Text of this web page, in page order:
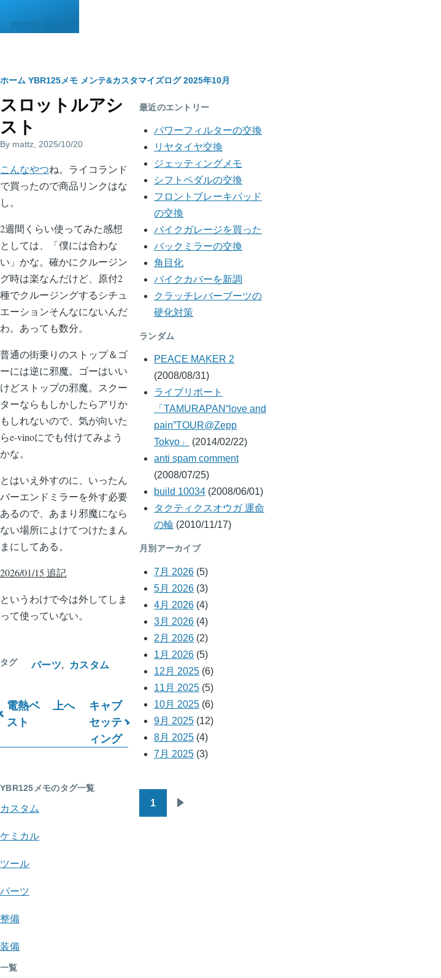
mattz.xii.jp
パ
ン
く
ず
ホーム YBR125メモ メンテ&カスタマイズログ 2025年10月
スロットルアシ
スト
By mattz , 2025/10/20
body
こんなやつね。ライコランド
で買ったので商品リンクはな
し。
2週間くらい使ってみた感想
としては、「僕には合わな
い」かな。確かにクルージン
グ時は楽なんだけど、原付2
種でクルージングするシチュ
エーションそんなにないんだ
わ。あっても数分。
普通の街乗りのストップ＆ゴ
ーには逆に邪魔。ゴーはいい
けどストップの邪魔。スクー
ターならもしかしたらアリか
もしれないので、気が向いた
らe-vinoにでも付けてみよう
かな。
とはいえ外すのに、いったん
バーエンドミラーを外す必要
あるので、あまり邪魔になら
ない場所によけてつけたまん
まにしてある。
2026/01/15 追記
というわけで今は外してしま
って使っていない。
タグ パーツ カスタム
ブ
横
断
リ
YBR125
メ
モ
電熱ベ
スト
上へ
キャブ
セッテ
ィング
YBR125メモのタグ一覧
カスタム
ケミカル
ツール
パーツ
整備
装備
一覧
最近のエントリー
パワーフィルターの交換
リヤタイヤ交換
ジェッティングメモ
シフトペダルの交換
フロントブレーキパッド
の交換
バイクガレージを買った
バックミラーの交換
角目化
バイクカバーを新調
クラッチレバーブーツの
硬化対策
ランダム
PEACE MAKER 2
(2008/08/31)
ライブリポート
「TAMURAPAN“love and
pain”TOUR@Zepp
Tokyo」
(2014/02/22)
anti spam comment
(2008/07/25)
build 10034 (2008/06/01)
タクティクスオウガ 運命
の輪 (2010/11/17)
月別アーカイブ
7月 2026 (5)
5月 2026 (3)
4月 2026 (4)
3月 2026 (4)
2月 2026 (2)
1月 2026 (5)
12月 2025 (6)
11月 2025 (5)
10月 2025 (6)
9月 2025 (12)
8月 2025 (4)
7月 2025 (3)
1